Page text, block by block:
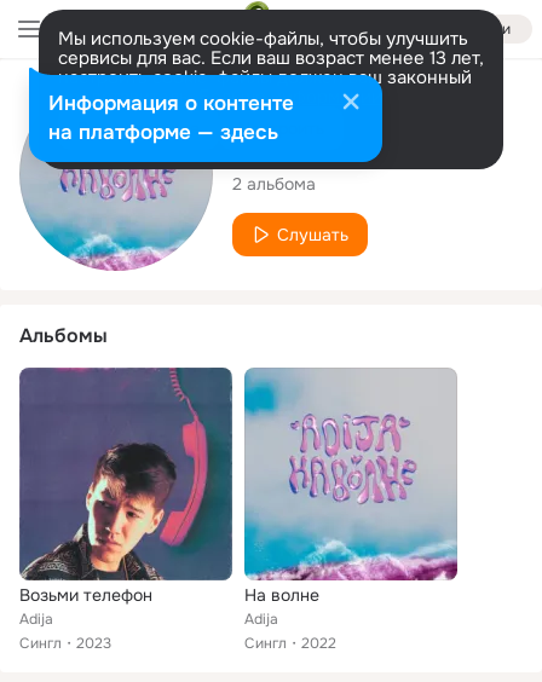
Войти
Мы используем cookie-файлы, чтобы улучшить
сервисы для вас. Если ваш возраст менее 13 лет,
настроить cookie-файлы должен ваш законный
представитель. Больше информации
Разрешить все Настроить
Исполнитель
Adija
2 альбома
Слушать
Альбомы
Возьми телефон
Adija
Сингл
2023
На волне
Adija
Сингл
2022
Информация о контенте
на платформе — здесь